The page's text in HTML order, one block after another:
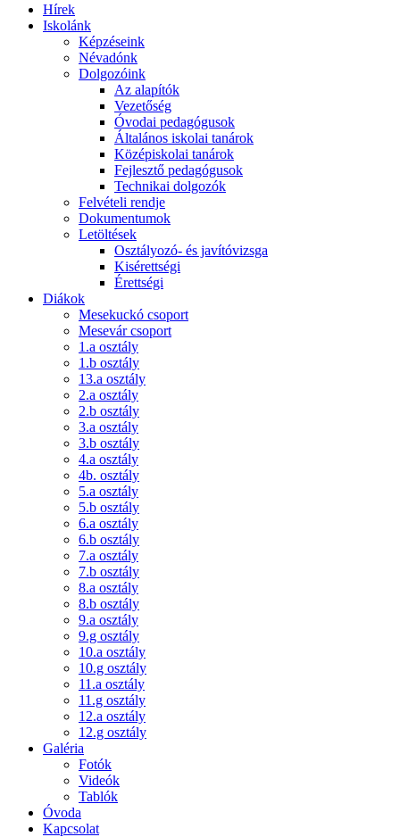
Hírek
Iskolánk
Képzéseink
Névadónk
Dolgozóink
Az alapítók
Vezetőség
Óvodai pedagógusok
Általános iskolai tanárok
Középiskolai tanárok
Fejlesztő pedagógusok
Technikai dolgozók
Felvételi rendje
Dokumentumok
Letöltések
Osztályozó- és javítóvizsga
Kisérettségi
Érettségi
Diákok
Mesekuckó csoport
Mesevár csoport
1.a osztály
1.b osztály
13.a osztály
2.a osztály
2.b osztály
3.a osztály
3.b osztály
4.a osztály
4b. osztály
5.a osztály
5.b osztály
6.a osztály
6.b osztály
7.a osztály
7.b osztály
8.a osztály
8.b osztály
9.a osztály
9.g osztály
10.a osztály
10.g osztály
11.a osztály
11.g osztály
12.a osztály
12.g osztály
Galéria
Fotók
Videók
Tablók
Óvoda
Kapcsolat